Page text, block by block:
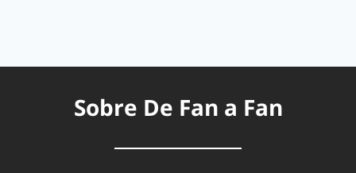
Sobre De Fan a Fan